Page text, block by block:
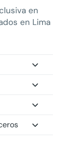
en
en Lima